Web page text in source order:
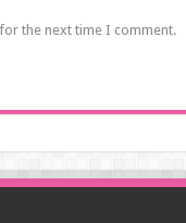
the next time I comment.